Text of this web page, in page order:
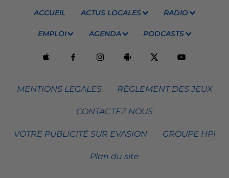
ACCUEIL ACTUS LOCALES RADIO
EMPLOI AGENDA PODCASTS
MENTIONS LEGALES RÈGLEMENT DES JEUX
CONTACTEZ NOUS
VOTRE PUBLICITÉ SUR EVASION GROUPE HPI
Plan du site